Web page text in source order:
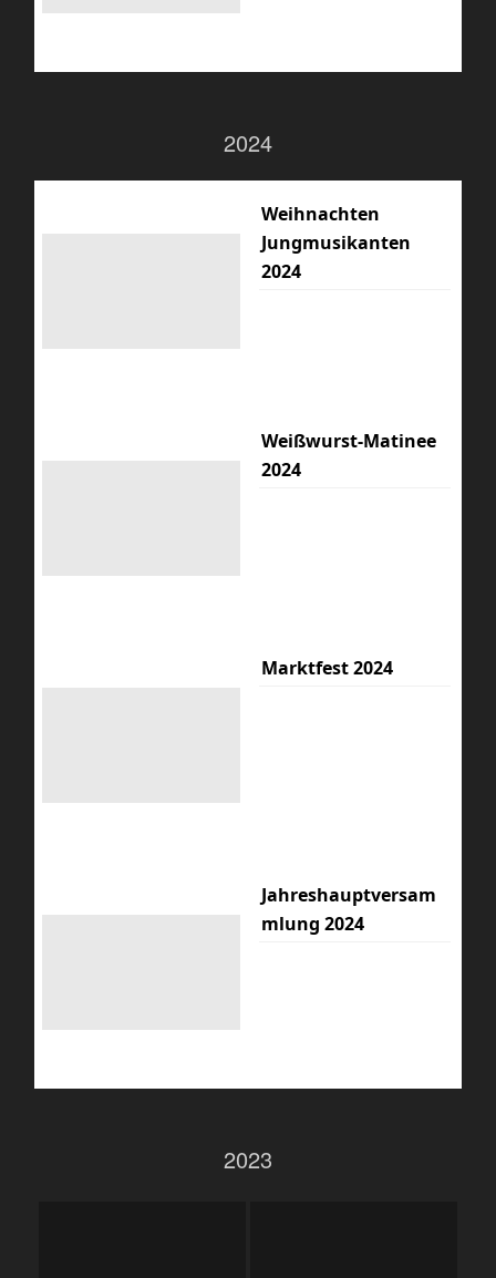
2024
Weihnachten
Jungmusikanten
2024
Weißwurst-Matinee
2024
Marktfest 2024
Jahreshauptversam
mlung 2024
2023